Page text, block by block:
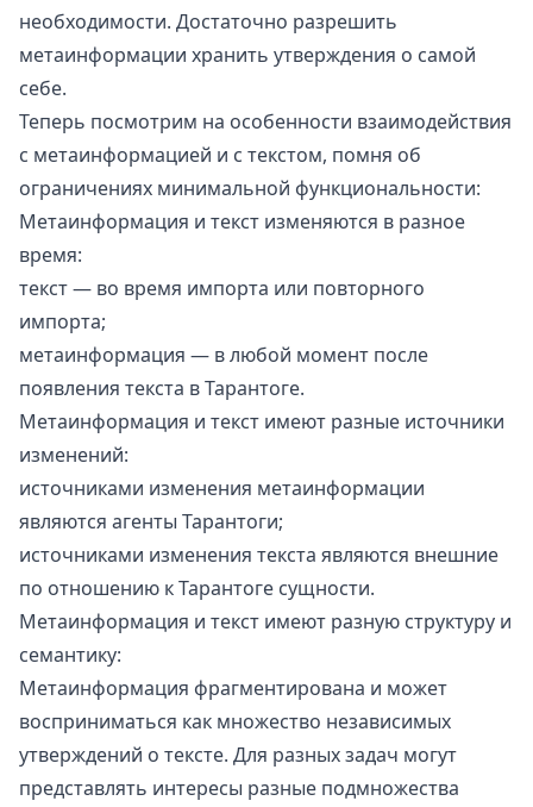
необходимости. Достаточно разрешить
метаинформации хранить утверждения о самой
себе.
Теперь посмотрим на особенности взаимодействия
с метаинформацией и с текстом, помня об
ограничениях минимальной функциональности:
Метаинформация и текст изменяются в разное
время:
текст — во время импорта или повторного
импорта;
метаинформация — в любой момент после
появления текста в Тарантоге.
Метаинформация и текст имеют разные источники
изменений:
источниками изменения метаинформации
являются агенты Тарантоги;
источниками изменения текста являются внешние
по отношению к Тарантоге сущности.
Метаинформация и текст имеют разную структуру и
семантику:
Метаинформация фрагментирована и может
восприниматься как множество независимых
утверждений о тексте. Для разных задач могут
представлять интересы разные подмножества